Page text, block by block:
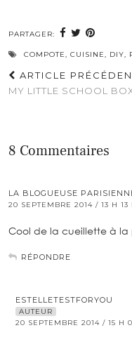
PARTAGER:
COMPOTE, CUISINE, DIY,
ARTICLE
MY LITTLE SCHOOL
8 Commentaires
LA BLOGUEUSE
20 SEPTEMBRE 2014 / 13 H 13
Cool de la cueillette à la
RÉPONDRE
ESTELLETESTFORYOU
AUTEUR
20 SEPTEMBRE 2014 / 15 H